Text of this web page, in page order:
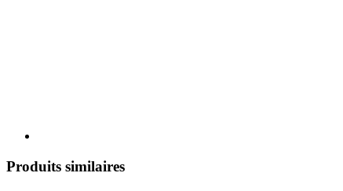
Produits similaires